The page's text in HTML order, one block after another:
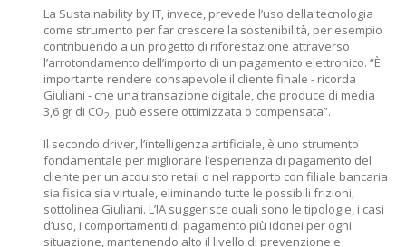
La Sustainability by IT, invece, prevede l’uso della tecnologia
come strumento per far crescere la sostenibilità, per esempio
contribuendo a un progetto di riforestazione attraverso
l’arrotondamento dell’importo di un pagamento elettronico. “È
importante rendere consapevole il cliente finale - ricorda
Giuliani - che una transazione digitale, che produce di media
3,6 gr di CO2, può essere ottimizzata o compensata”.
Il secondo driver, l’intelligenza artificiale, è uno strumento
fondamentale per migliorare l’esperienza di pagamento del
cliente per un acquisto retail o nel rapporto con filiale bancaria
sia fisica sia virtuale, eliminando tutte le possibili frizioni,
sottolinea Giuliani. L’IA suggerisce quali sono le tipologie, i casi
d’uso, i comportamenti di pagamento più idonei per ogni
situazione, mantenendo alto il livello di prevenzione e